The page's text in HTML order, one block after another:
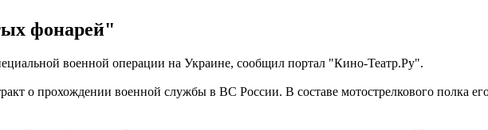
фонарей"
военной операции на Украине, сообщил портал "Кино-Театр.Ру".
о прохождении военной службы в ВС России. В составе мотострелкового полка